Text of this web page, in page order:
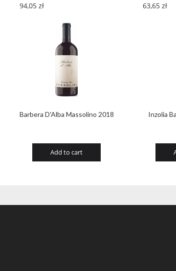
Barbera D'Alba Massolino 2018
94,05 zł
Add to cart
Inzolia
63,65 zł